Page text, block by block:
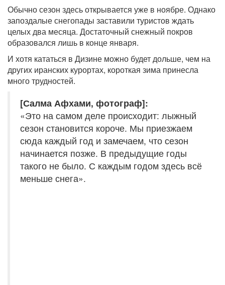
Обычно сезон здесь открывается уже в ноябре. Однако
запоздалые снегопады заставили туристов ждать
целых два месяца. Достаточный снежный покров
образовался лишь в конце января.
И хотя кататься в Дизине можно будет дольше, чем на
других иранских курортах, короткая зима принесла
много трудностей.
[Салма Афхами, фотограф]:
«Это на самом деле происходит: лыжный
сезон становится короче. Мы приезжаем
сюда каждый год и замечаем, что сезон
начинается позже. В предыдущие годы
такого не было. С каждым годом здесь всё
меньше снега».